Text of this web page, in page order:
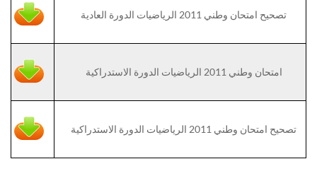
تصحيح امتحان وطني 2011 الرياضيات الدورة العادية
امتحان وطني 2011 الرياضيات الدورة الاستدراكية
تصحيح امتحان وطني 2011 الرياضيات الدورة الاستدراكية